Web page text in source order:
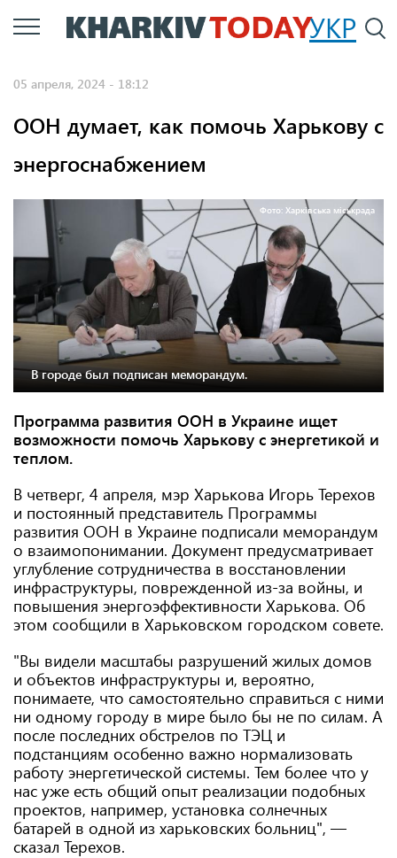
Перейти
к
УКР
05 апреля, 2024 - 18:12
ООН думает, как помочь Харькову с
энергоснабжением
Фото: Харківська міськрада
В городе был подписан меморандум.
Программа развития ООН в Украине ищет
возможности помочь Харькову с энергетикой и
теплом.
В четверг, 4 апреля, мэр Харькова Игорь Терехов
и постоянный представитель Программы
развития ООН в Украине подписали меморандум
о взаимопонимании. Документ предусматривает
углубление сотрудничества в восстановлении
инфраструктуры, поврежденной из-за войны, и
повышения энергоэффективности Харькова. Об
этом сообщили в Харьковском городском совете.
"Вы видели масштабы разрушений жилых домов
и объектов инфраструктуры и, вероятно,
понимаете, что самостоятельно справиться с ними
ни одному городу в мире было бы не по силам. А
после последних обстрелов по ТЭЦ и
подстанциям особенно важно нормализовать
работу энергетической системы. Тем более что у
нас уже есть общий опыт реализации подобных
проектов, например, установка солнечных
батарей в одной из харьковских больниц", —
сказал Терехов.